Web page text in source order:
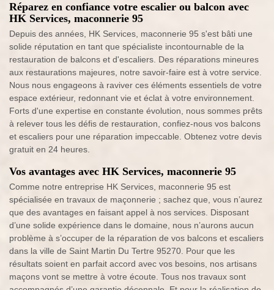
Réparez en confiance votre escalier ou balcon avec
HK Services, maconnerie 95
Depuis des années, HK Services, maconnerie 95 s'est bâti une
solide réputation en tant que spécialiste incontournable de la
restauration de balcons et d'escaliers. Des réparations mineures
aux restaurations majeures, notre savoir-faire est à votre service.
Nous nous engageons à raviver ces éléments essentiels de votre
espace extérieur, redonnant vie et éclat à votre environnement.
Forts d'une expertise en constante évolution, nous sommes prêts
à relever tous les défis de restauration, confiez-nous vos balcons
et escaliers pour une réparation impeccable. Obtenez votre devis
gratuit en 24 heures.
Vos avantages avec HK Services, maconnerie 95
Comme notre entreprise HK Services, maconnerie 95 est
spécialisée en travaux de maçonnerie ; sachez que, vous n’aurez
que des avantages en faisant appel à nos services. Disposant
d’une solide expérience dans le domaine, nous n’aurons aucun
problème à s’occuper de la réparation de vos balcons et escaliers
dans la ville de Saint Martin Du Tertre 95270. Pour que les
résultats soient en parfait accord avec vos besoins, nos artisans
maçons vont se mettre à votre écoute. Tous nos travaux sont